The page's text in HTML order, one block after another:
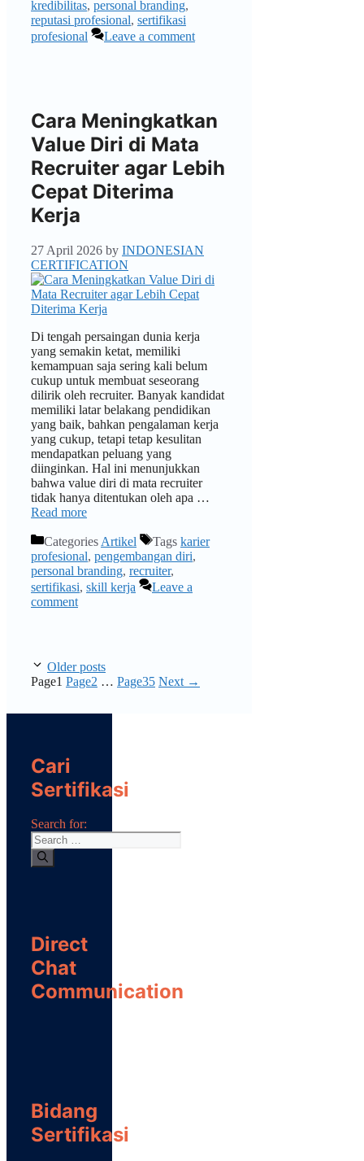
kredibilitas, personal branding,
reputasi profesional, sertifikasi
profesional
Leave a comment
Cara Meningkatkan
Value Diri di Mata
Recruiter agar Lebih
Cepat Diterima
Kerja
27 April 2026 by INDONESIAN
CERTIFICATION
Di tengah persaingan dunia kerja
yang semakin ketat, memiliki
kemampuan saja sering kali belum
cukup untuk membuat seseorang
dilirik oleh recruiter. Banyak kandidat
memiliki latar belakang pendidikan
yang baik, bahkan pengalaman kerja
yang cukup, tetapi tetap kesulitan
mendapatkan peluang yang
diinginkan. Hal ini menunjukkan
bahwa value diri di mata recruiter
tidak hanya ditentukan oleh apa …
Read more
Categories Artikel Tags karier
profesional, pengembangan diri,
personal branding, recruiter,
sertifikasi, skill kerja
Leave a
comment
Older posts
Page1 Page2 … Page35 Next →
Cari
Sertifikasi
Search for:
Direct
Chat
Communication
Bidang
Sertifikasi